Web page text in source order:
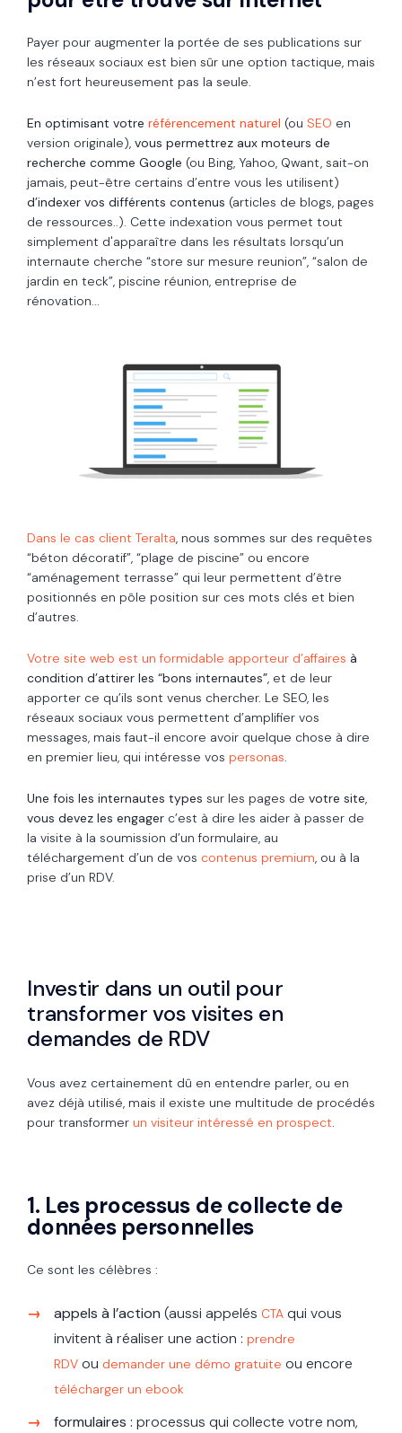
Payer pour augmenter la portée de ses publications sur
les réseaux sociaux est bien sûr une option tactique, mais
n’est fort heureusement pas la seule.
En optimisant votre référencement naturel (ou SEO en
version originale), vous permettrez aux moteurs de
recherche comme Google (ou Bing, Yahoo, Qwant, sait-on
jamais, peut-être certains d’entre vous les utilisent)
d’indexer vos différents contenus (articles de blogs, pages
de ressources..). Cette indexation vous permet tout
simplement d'apparaître dans les résultats lorsqu’un
internaute cherche “store sur mesure reunion”, “salon de
jardin en teck”, piscine réunion, entreprise de
rénovation...
Dans le cas client Teralta, nous sommes sur des requêtes
“béton décoratif”, “plage de piscine” ou encore
“aménagement terrasse” qui leur permettent d’être
positionnés en pôle position sur ces mots clés et bien
d’autres.
Votre site web est un formidable apporteur d’affaires à
condition d’attirer les “bons internautes”, et de leur
apporter ce qu’ils sont venus chercher. Le SEO, les
réseaux sociaux vous permettent d’amplifier vos
messages, mais faut-il encore avoir quelque chose à dire
en premier lieu, qui intéresse vos personas.
Une fois les internautes types sur les pages de votre site,
vous devez les engager c’est à dire les aider à passer de
la visite à la soumission d’un formulaire, au
téléchargement d’un de vos contenus premium, ou à la
prise d’un RDV.
Investir dans un outil pour
transformer vos visites en
demandes de RDV
Vous avez certainement dû en entendre parler, ou en
avez déjà utilisé, mais il existe une multitude de procédés
pour transformer un visiteur intéressé en prospect.
1. Les processus de collecte de
données personnelles
Ce sont les célèbres :
appels à l’action (aussi appelés CTA qui vous
invitent à réaliser une action : prendre
RDV ou demander une démo gratuite ou encore
télécharger un ebook
formulaires : processus qui collecte votre nom,